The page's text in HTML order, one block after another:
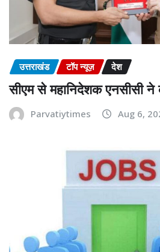
उत्तराखंड टॉप न्यूज़ देश
सीएम से महानिदेशक एनसीसी ने
Parvatiytimes Aug 6,